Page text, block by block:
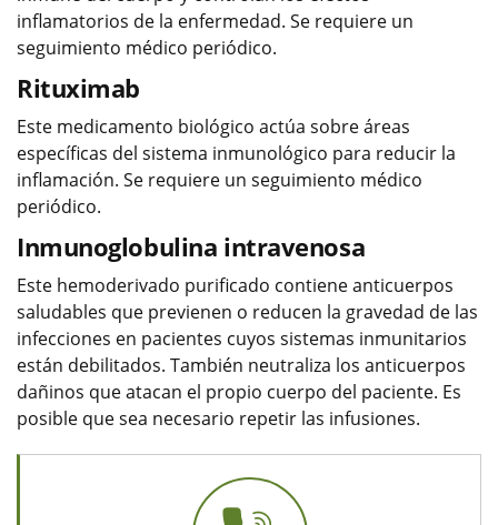
inflamatorios de la enfermedad. Se requiere un
seguimiento médico periódico.
Rituximab
Este medicamento biológico actúa sobre áreas
específicas del sistema inmunológico para reducir la
inflamación. Se requiere un seguimiento médico
periódico.
Inmunoglobulina intravenosa
Este hemoderivado purificado contiene anticuerpos
saludables que previenen o reducen la gravedad de las
infecciones en pacientes cuyos sistemas inmunitarios
están debilitados. También neutraliza los anticuerpos
dañinos que atacan el propio cuerpo del paciente. Es
posible que sea necesario repetir las infusiones.